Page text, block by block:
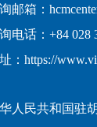
邮箱：
电话：+84 028
：https://
人民共和国驻